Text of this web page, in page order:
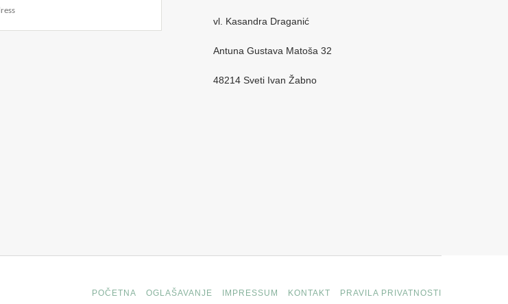
vl. Kasandra Draganić
Antuna Gustava Matoša 32
48214 Sveti Ivan Žabno
POČETNA OGLAŠAVANJE IMPRESSUM KONTAKT PRAVILA PRIVATNOSTI